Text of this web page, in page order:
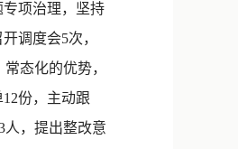
项治理，坚持
调度会5次，
态化的优势，
份，主动跟
人，提出整改意